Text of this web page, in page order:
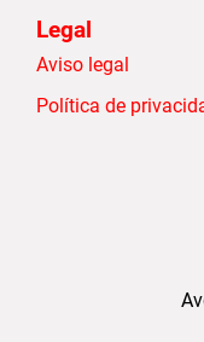
Legal
Aviso legal
Política de